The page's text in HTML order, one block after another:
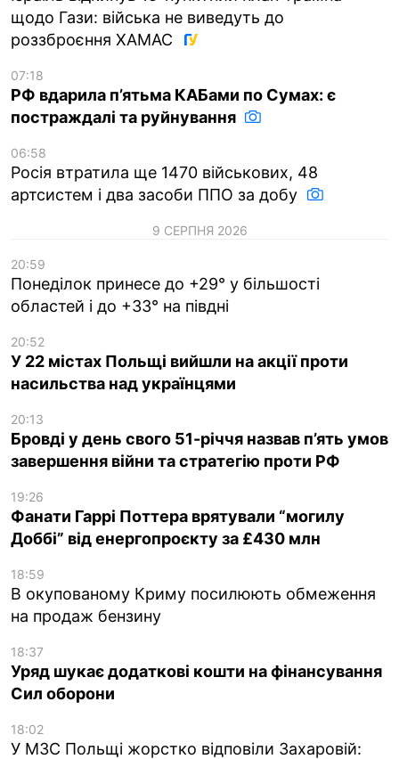
щодо Гази: війська не виведуть до
роззброєння ХАМАС
07:18
РФ вдарила п’ятьма КАБами по Сумах: є
постраждалі та руйнування
06:58
Росія втратила ще 1470 військових, 48
артсистем і два засоби ППО за добу
9 СЕРПНЯ 2026
20:59
Понеділок принесе до +29° у більшості
областей і до +33° на півдні
20:52
У 22 містах Польщі вийшли на акції проти
насильства над українцями
20:13
Бровді у день свого 51-річчя назвав п’ять умов
завершення війни та стратегію проти РФ
19:26
Фанати Гаррі Поттера врятували “могилу
Доббі” від енергопроєкту за £430 млн
18:59
В окупованому Криму посилюють обмеження
на продаж бензину
18:37
Уряд шукає додаткові кошти на фінансування
Сил оборони
18:02
У МЗС Польщі жорстко відповіли Захаровій: